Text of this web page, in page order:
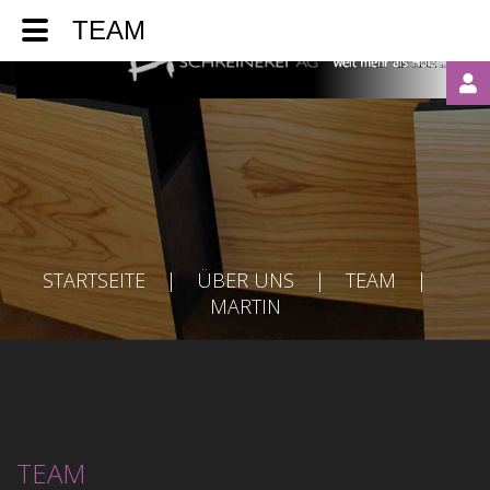
TEAM
STARTSEITE | ÜBER UNS | TEAM
|
MARTIN
TEAM
LOGIN
OR
REGISTER